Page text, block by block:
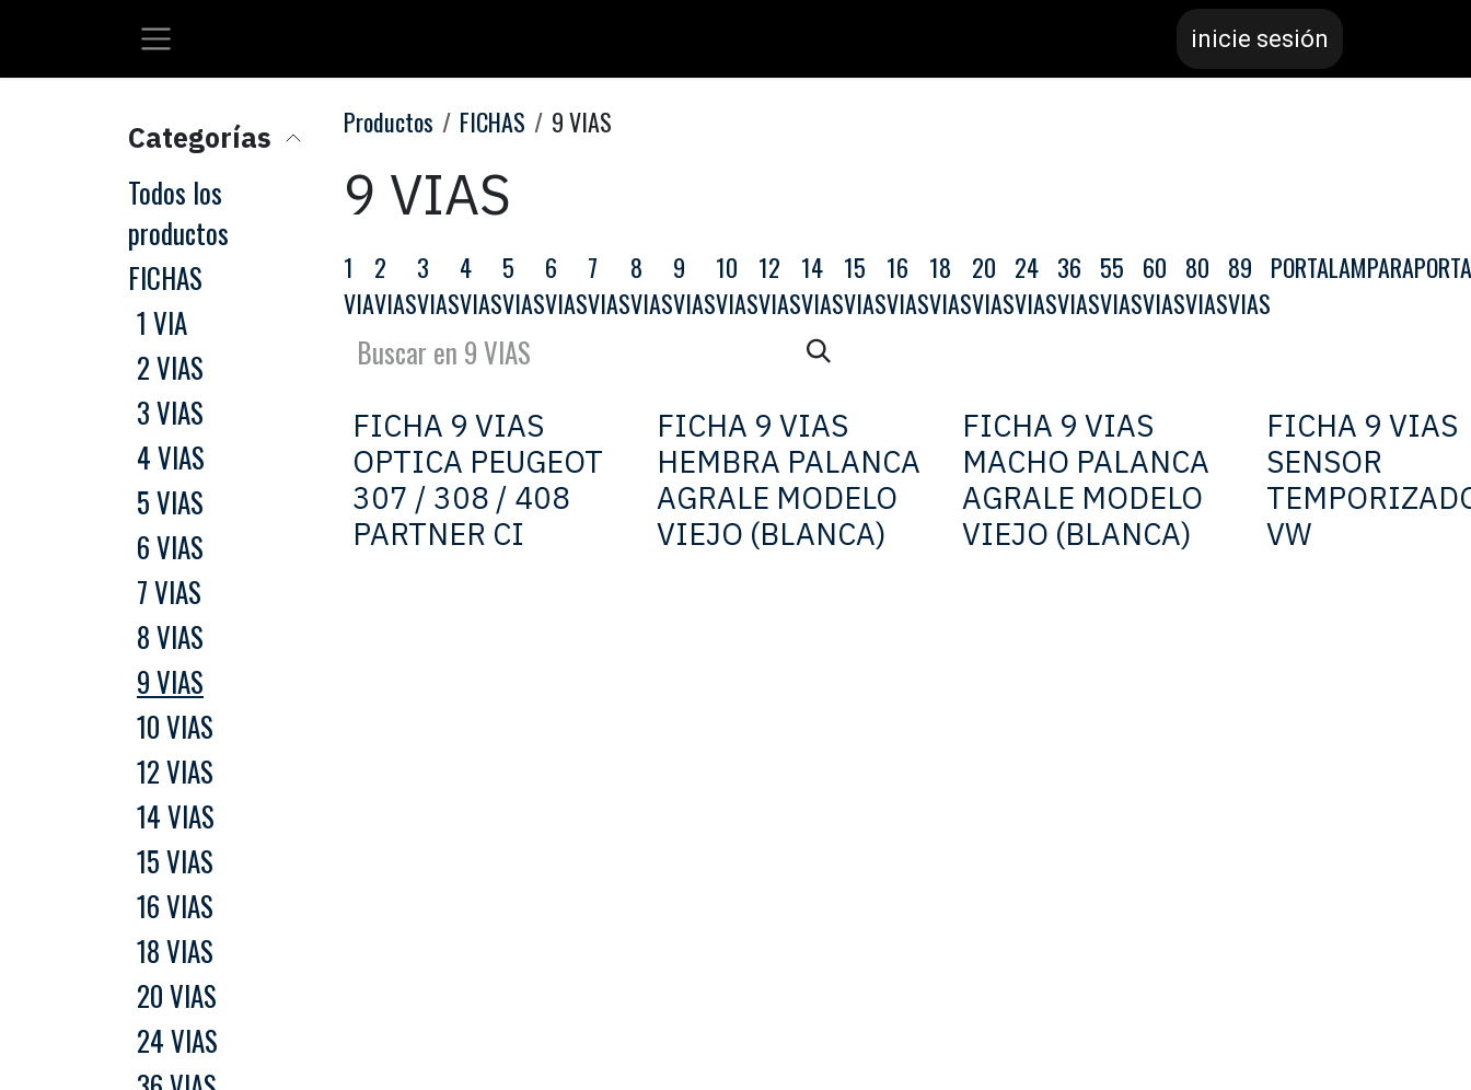
Ir al contenido inicie sesión
Categorías
Todos los
productos
FICHAS
1 VIA
2 VIAS
3 VIAS
4 VIAS
5 VIAS
6 VIAS
7 VIAS
8 VIAS
9 VIAS
10 VIAS
12 VIAS
14 VIAS
15 VIAS
16 VIAS
18 VIAS
20 VIAS
24 VIAS
Productos FICHAS 9 VIAS
9 VIAS
1
VIA
2
VIAS
3
VIAS
4
VIAS
5
VIAS
6
VIAS
7
VIAS
8
VIAS
9
VIAS
10
VIAS
12
VIAS
14
VIAS
15
VIAS
16
VIAS
18
VIAS
20
VIAS
24
VIAS
36
VIAS
55
VIAS
60
VIAS
80
VIAS
89
VIAS
PORTALAMPARA
FICHA 9 VIAS
OPTICA PEUGEOT
307 / 308 / 408
PARTNER CI
FICHA 9 VIAS
HEMBRA PALANCA
AGRALE MODELO
VIEJO (BLANCA)
FICHA 9 VIAS
MACHO PALANCA
AGRALE MODELO
VIEJO (BLANCA)
FICHA 9 VIAS
SENSOR
VW